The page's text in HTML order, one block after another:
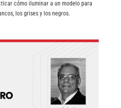
cómo iluminar a un modelo para
los grises y los negros.